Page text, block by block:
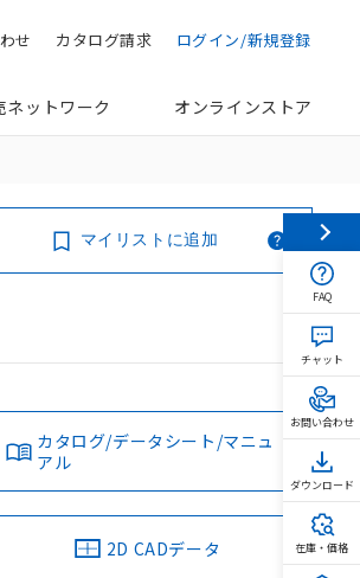
ログイン/新規登録
カタログ請求
せ
ネットワーク オンラインストア
マイリストに追加
カタログ/データシート/マニュ
アル
2D CADデータ
FAQ
チャット
お問い合わせ
ダウンロード
在庫・価格